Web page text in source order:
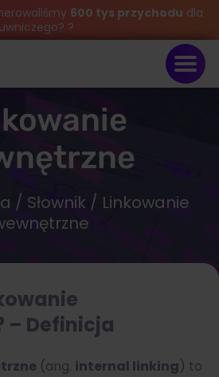
600 tys przychodu dla
?
/ Słownik / Linkowanie
– Definicja
(ang. internal linking) to